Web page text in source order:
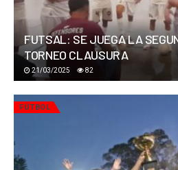
FUTSAL: SE JUEGA LA
TORNEO CLAUSURA
21/03/2025 82
FÚTBOL